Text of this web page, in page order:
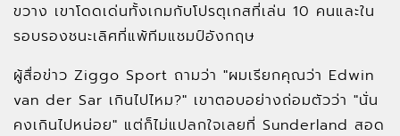
ขวาง เขาโดดเด่นทั้งเกมกับโปรตุเกสที่เล่น 10 คนและใน
รอบรองชนะเลิศที่แพ้ทีมแชมป์อังกฤษ
ผู้สื่อข่าว Ziggo Sport ถามว่า "ผมเรียกคุณว่า Edwin
van der Sar เกินไปไหม?" เขาตอบอย่างถ่อมตัวว่า "นั่น
คงเกินไปหน่อย" แต่ก็ไม่แปลกใจเลยที่ Sunderland สอด